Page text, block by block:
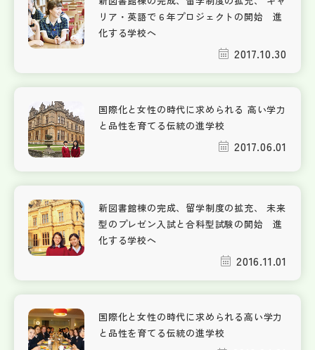
リア・英語で６年プロジェクトの開始 進
化する学校へ
2017.10.30
国際化と女性の時代に求められる 高い学力
と品性を育てる伝統の進学校
2017.06.01
新図書館棟の完成、留学制度の拡充、 未来
型のプレゼン入試と合科型試験の開始 進
化する学校へ
2016.11.01
国際化と女性の時代に求められる高い学力
と品性を育てる伝統の進学校